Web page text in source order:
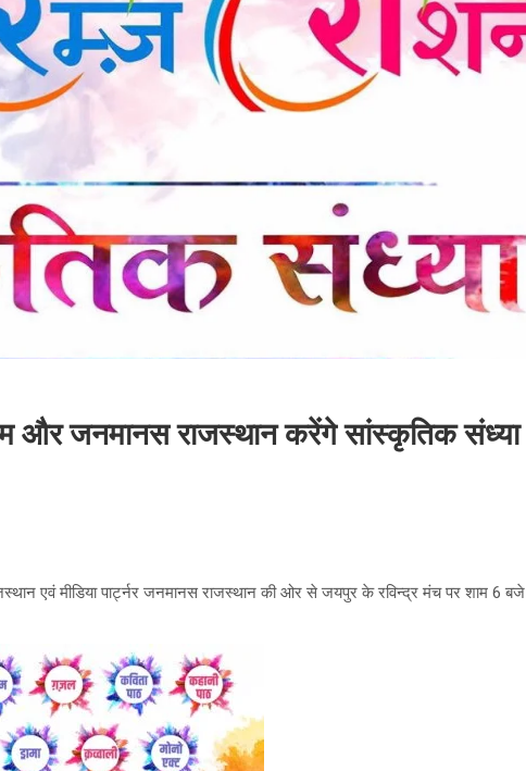
और जनमानस राजस्थान करेंगे सांस्कृतिक संध्या
एवं मीडिया पार्ट्नर जनमानस राजस्थान की ओर से जयपुर के रविन्द्र मंच पर शाम 6 बजे